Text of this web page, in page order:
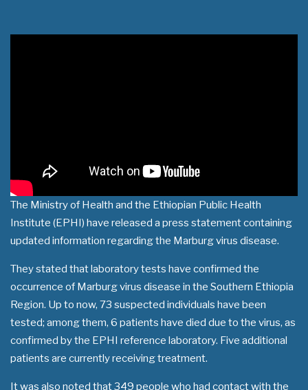
The Ministry of Health and the Ethiopian Public Health
Institute (EPHI) have released a press statement containing
updated information regarding the Marburg virus disease.
They stated that laboratory tests have confirmed the
occurrence of Marburg virus disease in the Southern Ethiopia
Region. Up to now, 73 suspected individuals have been
tested; among them, 6 patients have died due to the virus, as
confirmed by the EPHI reference laboratory. Five additional
patients are currently receiving treatment.
It was also noted that 349 people who had contact with the